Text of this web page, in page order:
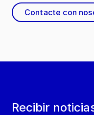
Recibir
Contacte con